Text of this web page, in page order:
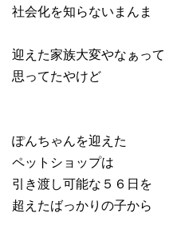
社会化を知らないまんま
迎えた家族大変やなぁって
思ってたやけど
ぽんちゃんを迎えた
ペットショップは
引き渡し可能な５６日を
超えたばっかりの子から